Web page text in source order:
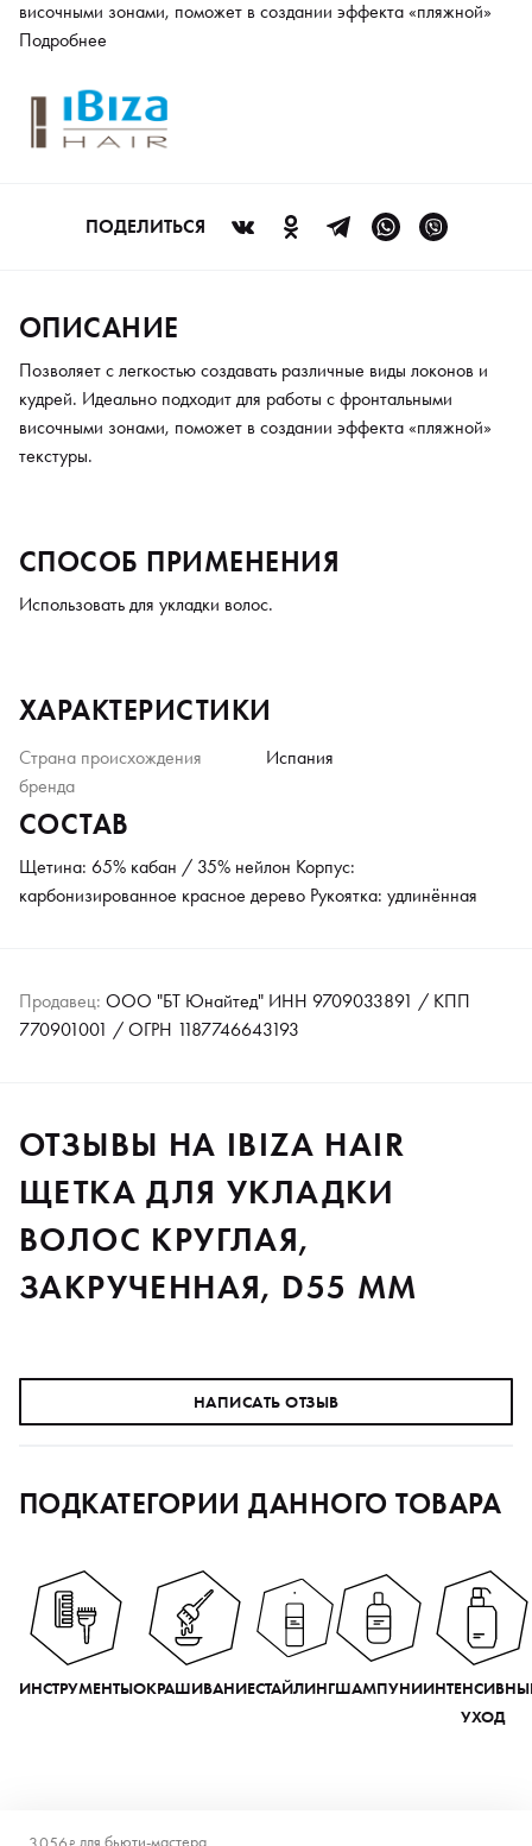
височными зонами, поможет в создании эффекта «пляжной»
текстуры.
Подробнее
ПОДЕЛИТЬСЯ
ОПИСАНИЕ
Позволяет с легкостью создавать различные виды локонов и
кудрей. Идеально подходит для работы с фронтальными
височными зонами, поможет в создании эффекта «пляжной»
текстуры.
СПОСОБ ПРИМЕНЕНИЯ
Использовать для укладки волос.
ХАРАКТЕРИСТИКИ
Страна происхождения
бренда
Испания
СОСТАВ
Щетина: 65% кабан / 35% нейлон Корпус:
карбонизированное красное дерево Рукоятка: удлинённая
Продавец: ООО "БТ Юнайтед" ИНН 9709033891 / КПП
770901001 / ОГРН 1187746643193
ОТЗЫВЫ НА IBIZA HAIR
ЩЕТКА ДЛЯ УКЛАДКИ
ВОЛОС КРУГЛАЯ,
ЗАКРУЧЕННАЯ, D55 ММ
НАПИСАТЬ ОТЗЫВ
ПОДКАТЕГОРИИ ДАННОГО ТОВАРА
ИНСТРУМЕНТЫОКРАШИВАНИЕСТАЙЛИНГШАМПУНИ
УХОД
для бьюти-мастера